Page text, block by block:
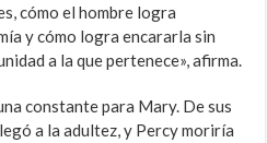
cómo el hombre logra
y cómo logra encararla sin
a la que pertenece», afirma.
constante para Mary. De sus
a la adultez, y Percy moriría